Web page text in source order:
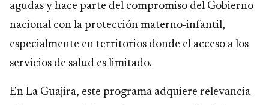
agudas y hace parte del compromiso del Gobierno
nacional con la protección materno-infantil,
especialmente en territorios donde el acceso a los
servicios de salud es limitado.
En La Guajira, este programa adquiere relevancia